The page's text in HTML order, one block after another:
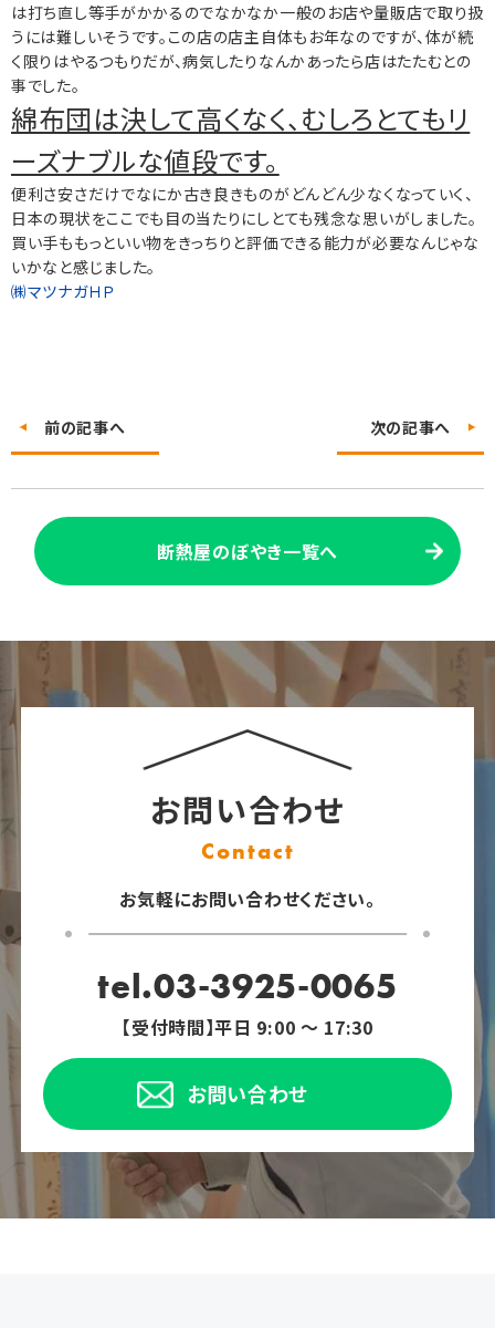
は打ち直し等手がかかるのでなかなか一般のお店や量販店で取り扱
うには難しいそうです。この店の店主自体もお年なのですが、体が続
く限りはやるつもりだが、病気したりなんかあったら店はたたむとの
事でした。
綿布団は決して高くなく、むしろとてもリ
ーズナブルな値段です。
便利さ安さだけでなにか古き良きものがどんどん少なくなっていく、
日本の現状をここでも目の当たりにしとても残念な思いがしました。
買い手ももっといい物をきっちりと評価できる能力が必要なんじゃな
いかなと感じました。
㈱マツナガＨＰ
前の記事へ 次の記事へ
断熱屋のぼやき一覧へ
お問い合わせ
Contact
お気軽にお問い合わせください。
tel.03-3925-0065
【受付時間】平日 9:00 ～ 17:30
お問い合わせ